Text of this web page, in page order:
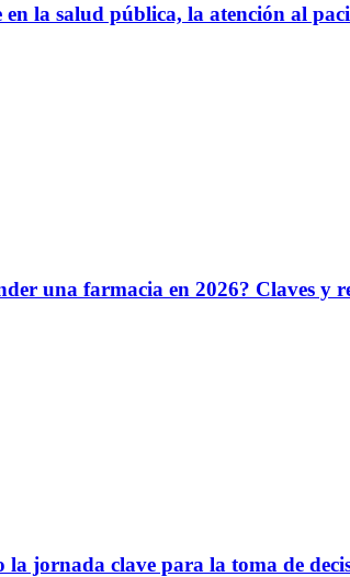
la salud pública, la atención al
una farmacia en 2026? Claves y
la jornada clave para la toma de